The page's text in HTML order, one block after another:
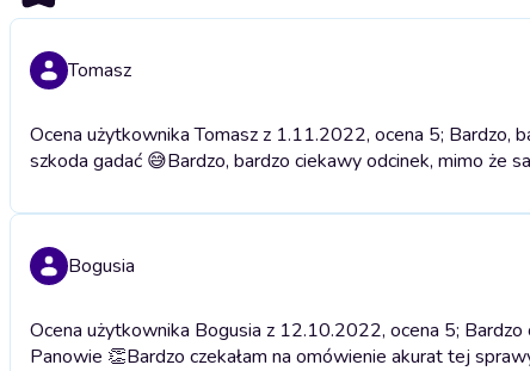
Tomasz
Ocena użytkownika Tomasz z 1.11.2022, ocena 5; Bardzo,
szkoda gadać 😅Bardzo, bardzo ciekawy odcinek, mimo że
Bogusia
Ocena użytkownika Bogusia z 12.10.2022, ocena 5;
Panowie 👏Bardzo czekałam na omówienie akurat tej